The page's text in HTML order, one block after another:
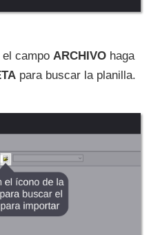
campo ARCHIVO haga
para buscar la planilla.